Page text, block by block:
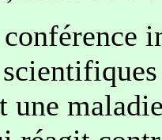
une